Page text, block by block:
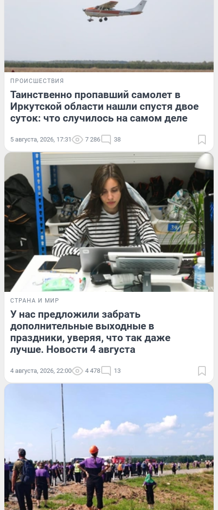
ПРОИСШЕСТВИЯ
Таинственно пропавший самолет в
Иркутской области нашли спустя двое
суток: что случилось на самом деле
5 августа, 2026, 17:31 7 286 38
СТРАНА И МИР
У нас предложили забрать
дополнительные выходные в
праздники, уверяя, что так даже
лучше. Новости 4 августа
4 августа, 2026, 22:00 4 478 13